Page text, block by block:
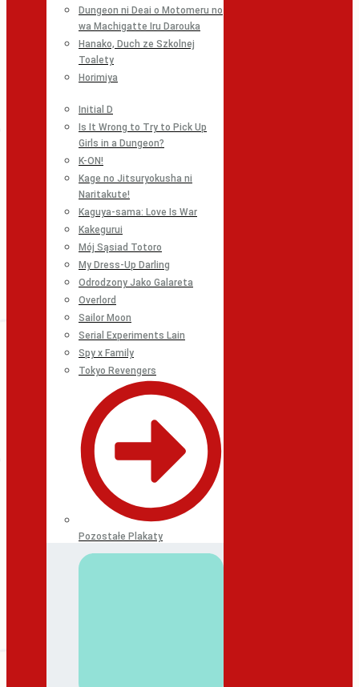
Dungeon ni Deai o Motomeru no
wa Machigatte Iru Darouka
Hanako, Duch ze Szkolnej
Toalety
Horimiya
Initial D
Is It Wrong to Try to Pick Up
Girls in a Dungeon?
K-ON!
Kage no Jitsuryokusha ni
Naritakute!
Kaguya-sama: Love Is War
Kakegurui
Mój Sąsiad Totoro
My Dress-Up Darling
Odrodzony Jako Galareta
Overlord
Sailor Moon
Serial Experiments Lain
Spy x Family
Tokyo Revengers
Pozostałe Plakaty